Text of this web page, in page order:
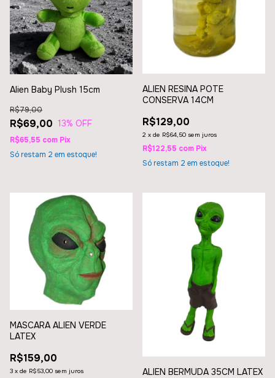
Alien Baby Plush 15cm
R$69,00
R$79,00
13% OFF
R$65,55 com Pix
Só restam 2 em estoque!
ALIEN RESINA POTE
CONSERVA 14CM
R$129,00
2 x de R$64,50 sem juros
R$122,55 com Pix
Só restam 2 em estoque!
MASCARA ALIEN VERDE
LATEX
R$159,00
3 x de R$53,00 sem juros ALIEN BERMUDA 35CM LATEX